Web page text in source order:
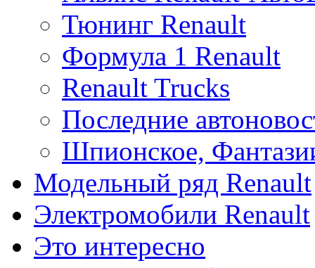
Тюнинг Renault
Формула 1 Renault
Renault Trucks
Последние
Шпионское,
Модельный ряд Renault
Электромобили Renault
Это интересно